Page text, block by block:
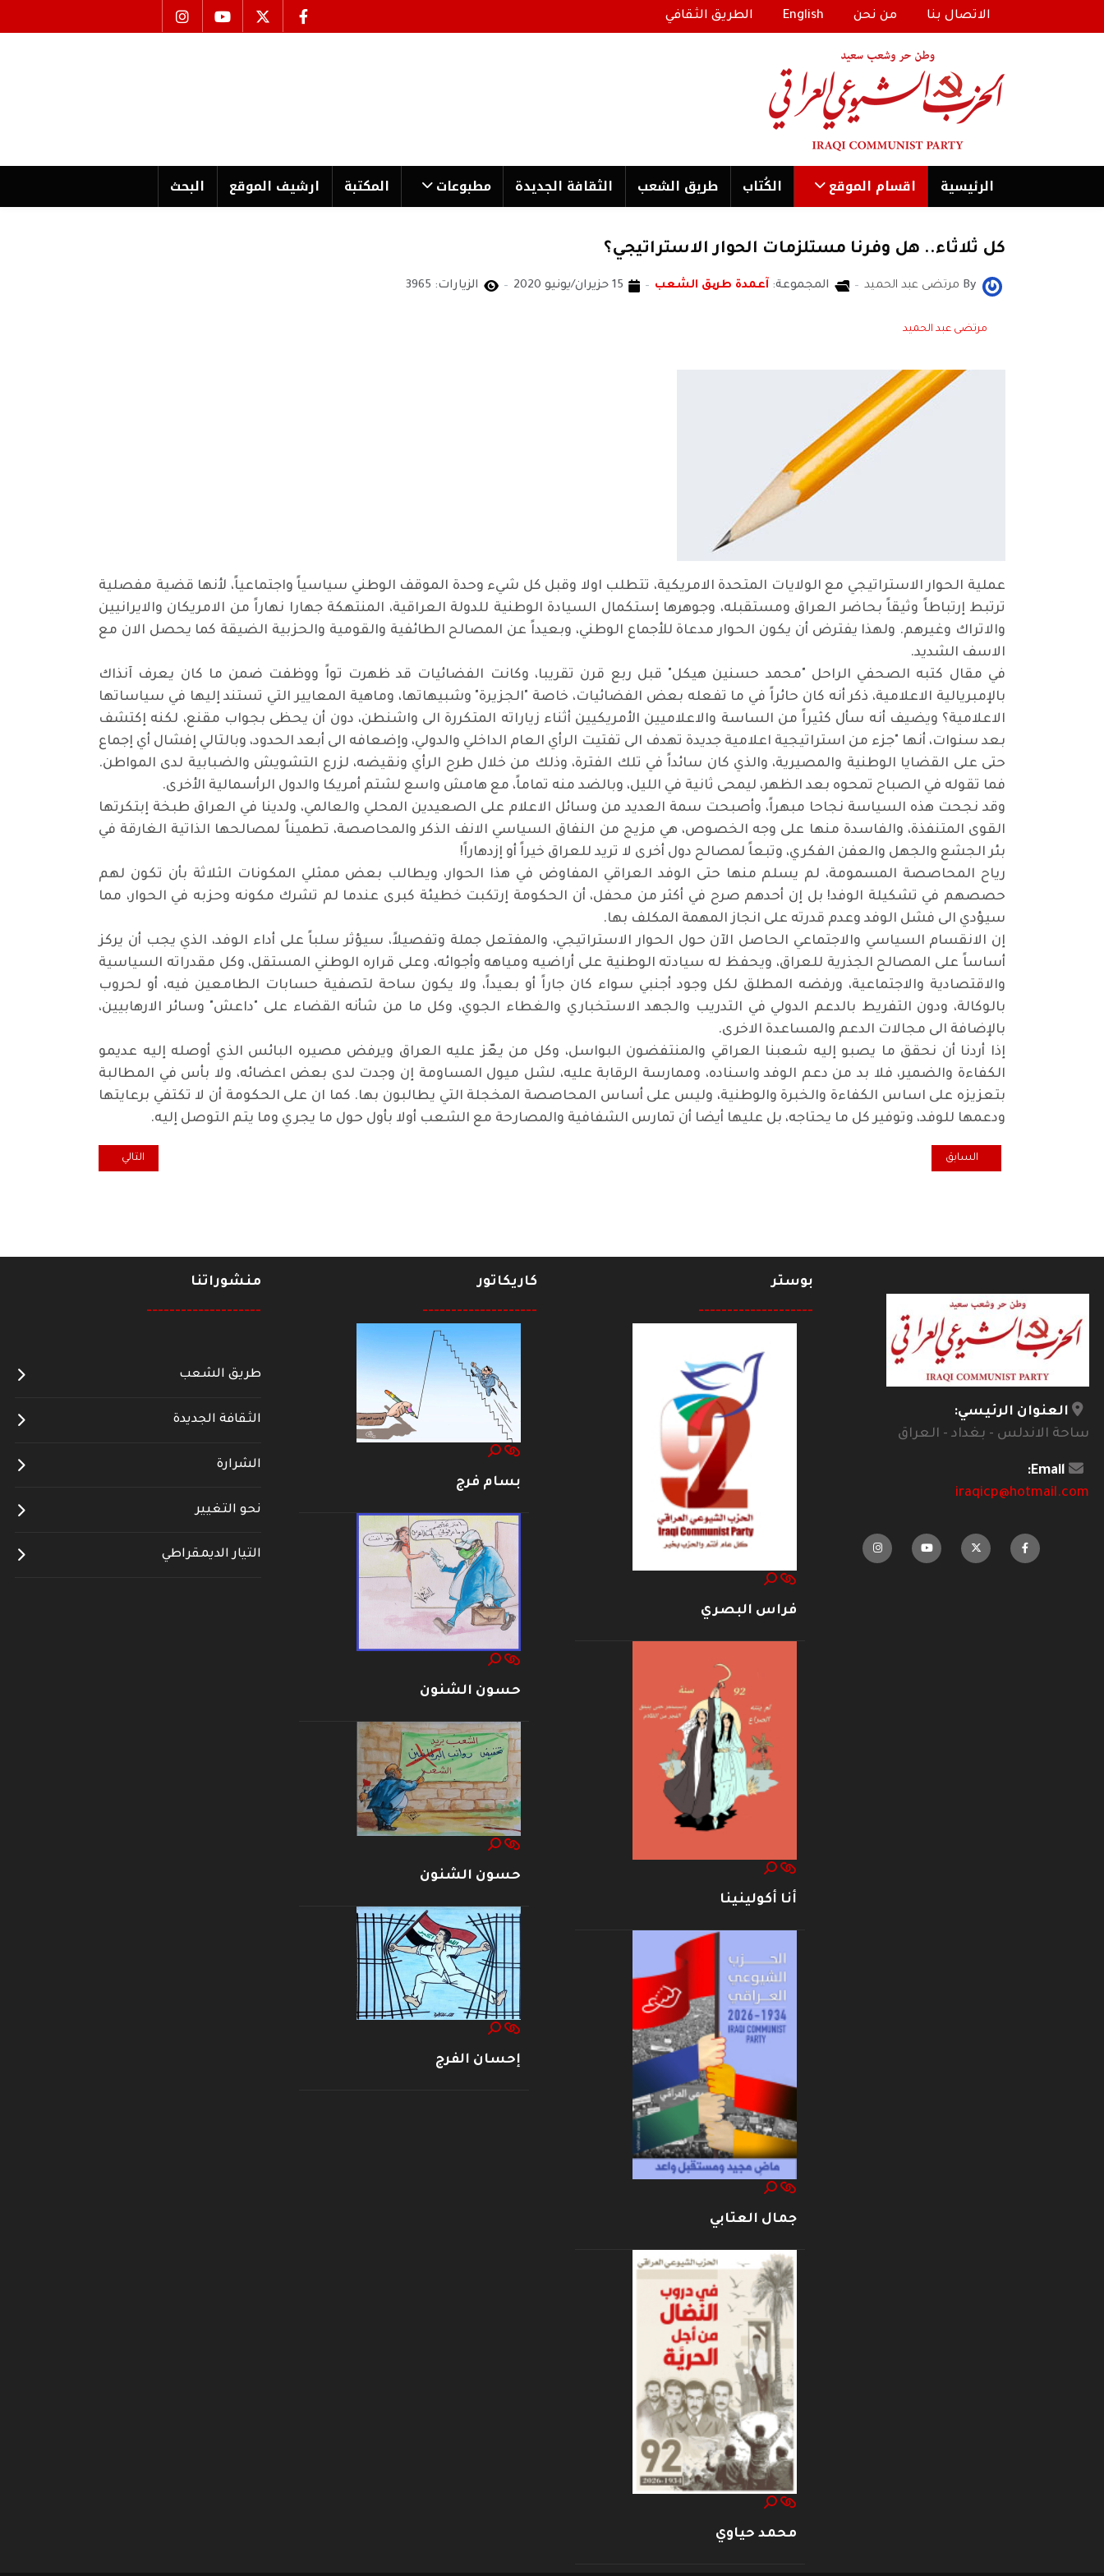
الاتصال بنا من نحن English الطريق الثقافي
الرئیسية اقسام الموقع الكُتاب طریق الشعب الثقافة الجدیدة مطبوعات المكتبة ارشیف الموقع البحث
كل ثلاثاء.. هل وفرنا مستلزمات الحوار الاستراتيجي؟
By مرتضى عبد الحميد المجموعة: آعمدة طریق الشعب 15 حزيران/يونيو 2020 الزيارات: 3965
مرتضى عبد الحميد
عملية الحوار الاستراتيجي مع الولايات المتحدة الامريكية، تتطلب اولا وقبل كل شيء وحدة الموقف الوطني سياسياً واجتماعياً، لأنها قضية مفصلية
ترتبط إرتباطاً وثيقاً بحاضر العراق ومستقبله، وجوهرها إستكمال السيادة الوطنية للدولة العراقية، المنتهكة جهارا نهاراً من الامريكان والايرانيين
والاتراك وغيرهم. ولهذا يفترض أن يكون الحوار مدعاة للأجماع الوطني، وبعيداً عن المصالح الطائفية والقومية والحزبية الضيقة كما يحصل الان مع
الاسف الشديد.
في مقال كتبه الصحفي الراحل "محمد حسنين هيكل" قبل ربع قرن تقريبا، وكانت الفضائيات قد ظهرت تواً ووظفت ضمن ما كان يعرف آنذاك
بالإمبريالية الاعلامية، ذكر أنه كان حائراً في ما تفعله بعض الفضائيات، خاصة "الجزيرة" وشبيهاتها، وماهية المعايير التي تستند إليها في سياساتها
الاعلامية؟ ويضيف أنه سأل كثيراً من الساسة والاعلاميين الأمريكيين أثناء زياراته المتكررة الى واشنطن، دون أن يحظى بجواب مقنع، لكنه إكتشف
بعد سنوات، أنها "جزء من استراتيجية اعلامية جديدة تهدف الى تفتيت الرأي العام الداخلي والدولي، وإضعافه الى أبعد الحدود، وبالتالي إفشال أي إجماع
حتى على القضايا الوطنية والمصيرية، والذي كان سائداً في تلك الفترة، وذلك من خلال طرح الرأي ونقيضه، لزرع التشويش والضبابية لدى المواطن.
فما تقوله في الصباح تمحوه بعد الظهر، ليمحى ثانية في الليل، وبالضد منه تماماً، مع هامش واسع لشتم أمريكا والدول الرأسمالية الأخرى.
وقد نجحت هذه السياسة نجاحا مبهراً، وأصبحت سمة العديد من وسائل الاعلام على الصعيدين المحلي والعالمي، ولدينا في العراق طبخة إبتكرتها
القوى المتنفذة، والفاسدة منها على وجه الخصوص، هي مزيج من النفاق السياسي الانف الذكر والمحاصصة، تطميناً لمصالحها الذاتية الغارقة في
بئر الجشع والجهل والعفن الفكري، وتبعاً لمصالح دول أخرى لا تريد للعراق خيراً أو إزدهاراً!
رياح المحاصصة المسمومة، لم يسلم منها حتى الوفد العراقي المفاوض في هذا الحوار، ويطالب بعض ممثلي المكونات الثلاثة بأن تكون لهم
حصصهم في تشكيلة الوفد! بل إن أحدهم صرح في أكثر من محفل، أن الحكومة إرتكبت خطيئة كبرى عندما لم تشرك مكونه وحزبه في الحوار، مما
سيؤدي الى فشل الوفد وعدم قدرته على انجاز المهمة المكلف بها.
إن الانقسام السياسي والاجتماعي الحاصل الآن حول الحوار الاستراتيجي، والمفتعل جملة وتفصيلاً، سيؤثر سلباً على أداء الوفد، الذي يجب أن يركز
أساساً على المصالح الجذرية للعراق، ويحفظ له سيادته الوطنية على أراضيه ومياهه وأجوائه، وعلى قراره الوطني المستقل، وكل مقدراته السياسية
والاقتصادية والاجتماعية، ورفضه المطلق لكل وجود أجنبي سواء كان جاراً أو بعيداً، ولا يكون ساحة لتصفية حسابات الطامعين فيه، أو لحروب
بالوكالة، ودون التفريط بالدعم الدولي في التدريب والجهد الاستخباري والغطاء الجوي، وكل ما من شأنه القضاء على "داعش" وسائر الارهابيين،
بالإضافة الى مجالات الدعم والمساعدة الاخرى.
إذا أردنا أن نحقق ما يصبو إليه شعبنا العراقي والمنتفضون البواسل، وكل من يعّز عليه العراق ويرفض مصيره البائس الذي أوصله إليه عديمو
الكفاءة والضمير، فلا بد من دعم الوفد واسناده، وممارسة الرقابة عليه، لشل ميول المساومة إن وجدت لدى بعض اعضائه، ولا بأس في المطالبة
بتعزيزه على اساس الكفاءة والخبرة والوطنية، وليس على أساس المحاصصة المخجلة التي يطالبون بها. كما ان على الحكومة أن لا تكتفي برعايتها
ودعمها للوفد، وتوفير كل ما يحتاجه، بل عليها أيضا أن تمارس الشفافية والمصارحة مع الشعب أولا بأول حول ما يجري وما يتم التوصل إليه.
المقال السابق: ليس مجرد كلام ... البراغماتية الامريكية وحقوق الانسان!
السابق المقال التالي: ليس مجرد كلام..
التالي
العنوان الرئيسي:
ساحة الاندلس - بغداد - العراق
Email:
iraqicp@hotmail.com
بوستر
--------------------
فراس البصري
أنا أكولينينا
جمال العتابي
محمد حياوي
كاريكاتور
--------------------
بسام فرج
حسون الشنون
حسون الشنون
إحسان الفرج
منشوراتنا
--------------------
طريق الشعب
الثقافة الجديدة
الشرارة
نحو التغيير
التيار الديمقراطي